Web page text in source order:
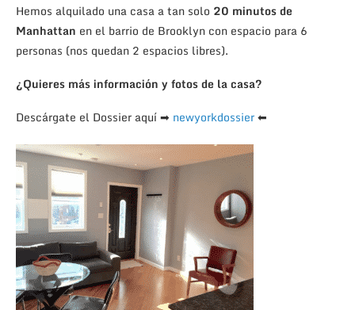
Hemos alquilado una casa a tan solo 20 minutos de
Manhattan en el barrio de Brooklyn con espacio para 6
personas (nos quedan 2 espacios libres).
¿Quieres más información y fotos de la casa?
Descárgate el Dossier aquí ➡ newyorkdossier⬅